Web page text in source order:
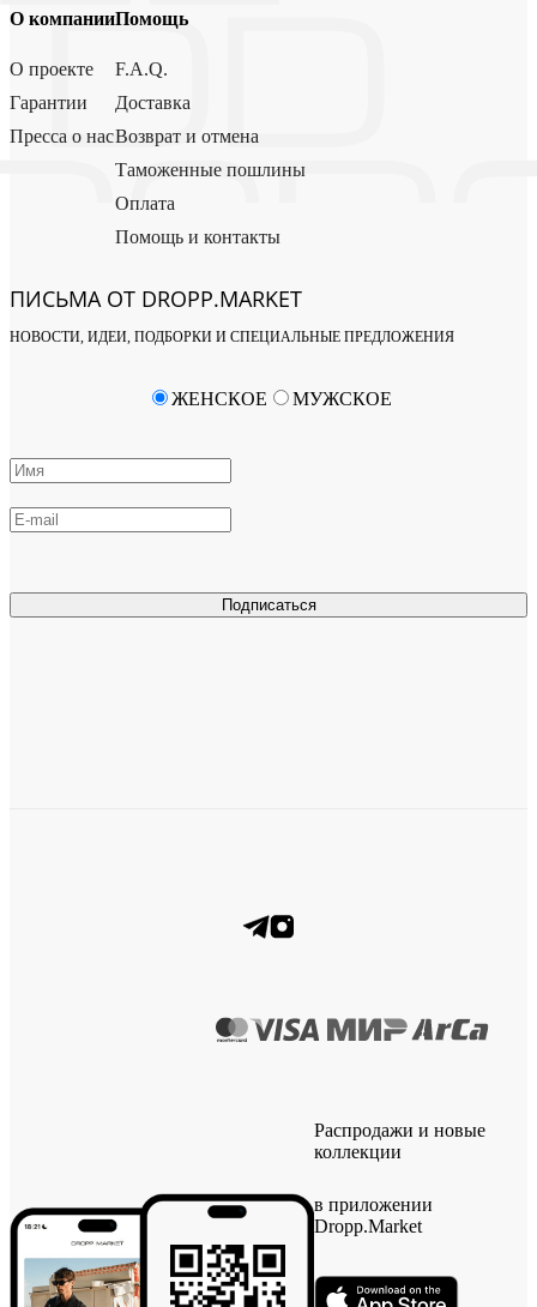
О компании
О проекте
Гарантии
Пресса о нас
Помощь
F.A.Q.
Доставка
Возврат и отмена
Таможенные пошлины
Оплата
Помощь и контакты
ПИСЬМА ОТ DROPP.MARKET
НОВОСТИ, ИДЕИ, ПОДБОРКИ И СПЕЦИАЛЬНЫЕ ПРЕДЛОЖЕНИЯ
Подписаться
ЖЕНСКОЕ МУЖСКОЕ
Распродажи и новые
коллекции
в приложении
Dropp.Market